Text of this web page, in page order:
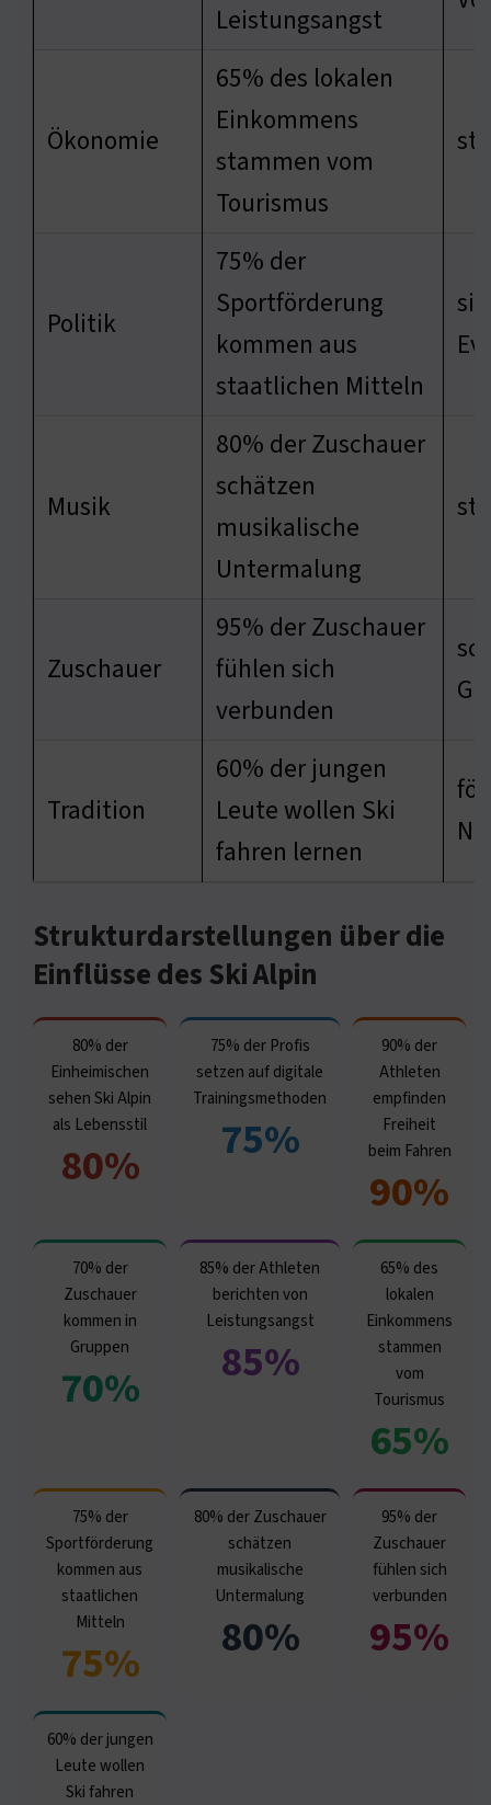
Leistungsangst
Ökonomie
65% des lokalen
Einkommens
stammen vom
Tourismus
Politik
75% der
Sportförderung
kommen aus
staatlichen Mitteln
Musik
80% der Zuschauer
schätzen
musikalische
Untermalung
Zuschauer
95% der Zuschauer
fühlen sich
verbunden
Tradition
60% der jungen
Leute wollen Ski
fahren lernen
Strukturdarstellungen über die
Einflüsse des Ski Alpin
80% der
Einheimischen
sehen Ski Alpin
als Lebensstil
80%
75% der Profis
setzen auf digitale
Trainingsmethoden
75%
90% der
Athleten
empfinden
Freiheit
beim Fahren
90%
70% der
Zuschauer
kommen in
Gruppen
70%
85% der Athleten
berichten von
Leistungsangst
85%
65% des
lokalen
Einkommens
stammen
vom
Tourismus
65%
75% der
Sportförderung
kommen aus
staatlichen
Mitteln
75%
80% der Zuschauer
schätzen
musikalische
Untermalung
80%
95% der
Zuschauer
fühlen sich
verbunden
95%
60% der jungen
Leute wollen
Ski fahren